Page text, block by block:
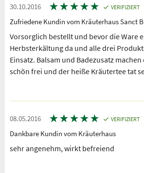
30.10.2016 ★★★★★ VERIFIZIERT
Zufriedene Kundin vom Kräuterhaus Sanct
Vorsorglich bestellt und bevor die Ware
Herbsterkältung da und alle drei
Einsatz. Balsam und Badezusatz
schön frei und der heiße Kräutertee tat
08.05.2016 ★★★★★ VERIFIZIERT
Dankbare Kundin vom Kräuterhaus
sehr angenehm, wirkt befreiend